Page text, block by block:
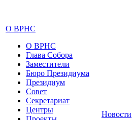
О ВРНС
О ВРНС
Глава Собора
Заместители
Бюро Президиума
Президиум
Совет
Секретариат
Центры
Новости